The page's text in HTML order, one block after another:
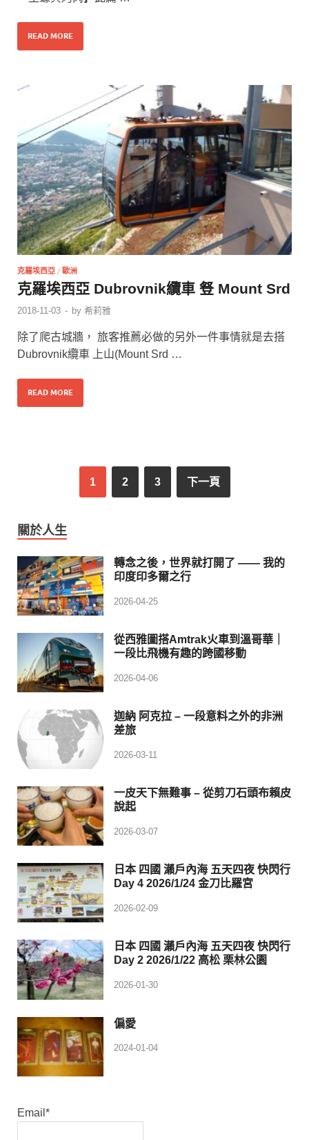
READ MORE
克羅埃西亞 / 歐洲
克羅埃西亞 Dubrovnik纜車 豋 Mount Srd
2018-11-03 - by 希莉雅
除了爬古城牆， 旅客推薦必做的另外一件事情就是去搭
Dubrovnik纜車 上山(Mount Srd …
READ MORE
1 2 3 下一頁
關於人生
轉念之後，世界就打開了 —— 我的
印度印多爾之行
2026-04-25
從西雅圖搭Amtrak火車到溫哥華｜
一段比飛機有趣的跨國移動
2026-04-06
迦納 阿克拉 – 一段意料之外的非洲
差旅
2026-03-11
一皮天下無難事 – 從剪刀石頭布賴皮
說起
2026-03-07
日本 四國 瀨戶內海 五天四夜 快閃行
Day 4 2026/1/24 金刀比羅宮
2026-02-09
日本 四國 瀨戶內海 五天四夜 快閃行
Day 2 2026/1/22 高松 栗林公園
2026-01-30
偏愛
2024-01-04
Email*